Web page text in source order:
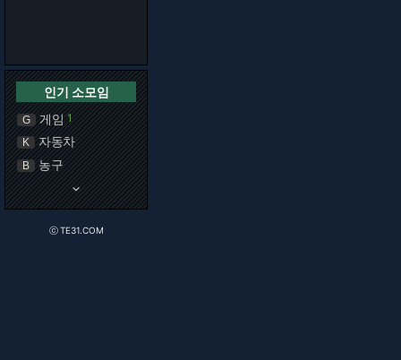
인기 소모임
G 게임 1
K 자동차
B 농구
keyboard_arrow_down
ⓒ TE31.COM